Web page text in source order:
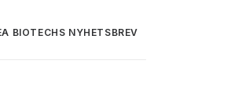
BIOTECHS NYHETSBREV